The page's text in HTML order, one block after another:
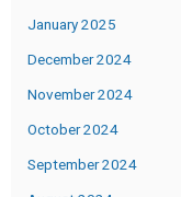
January 2025
December 2024
November 2024
October 2024
September 2024